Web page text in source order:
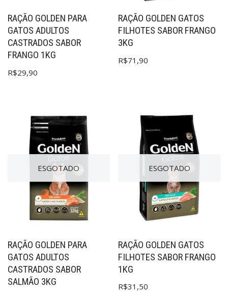
RAÇÃO GOLDEN PARA
GATOS ADULTOS
CASTRADOS SABOR
FRANGO 1KG
R$29,90
RAÇÃO GOLDEN GATOS
FILHOTES SABOR FRANGO
3KG
R$71,90
ESGOTADO
RAÇÃO GOLDEN PARA
GATOS ADULTOS
CASTRADOS SABOR
SALMÃO 3KG
ESGOTADO
RAÇÃO GOLDEN GATOS
FILHOTES SABOR FRANGO
1KG
R$31,50